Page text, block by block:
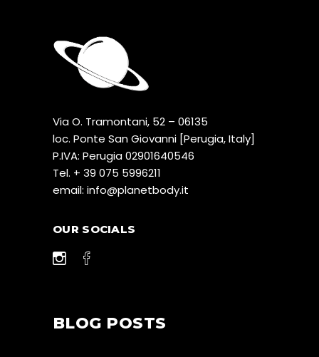
Via O. Tramontani, 52 – 06135
loc. Ponte San Giovanni [Perugia, Italy]
P.IVA: Perugia 02901640546
Tel. + 39 075 5996211
email:
ti.ydobtenalp
@ofni
OUR SOCIALS
BLOG POSTS